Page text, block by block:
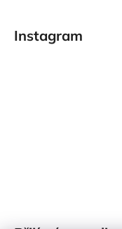
Instagram